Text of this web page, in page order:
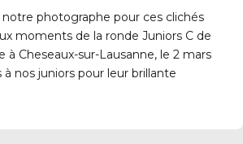
notre photographe pour ces clichés
moments de la ronde Juniors C de
à Cheseaux-sur-Lausanne, le 2 mars
à nos juniors pour leur brillante